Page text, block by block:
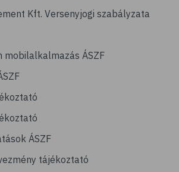
Kft. Versenyjogi szabályzata
mobilalkalmazás ÁSZF
ÁSZF
tájékoztató